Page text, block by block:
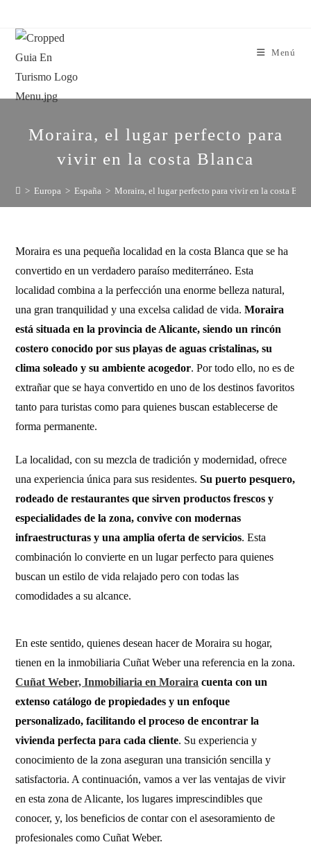
Menú
Moraira, el lugar perfecto para
vivir en la costa Blanca
> Europa > España > Moraira, el lugar perfecto para vivir en la costa
Moraira es una pequeña localidad en la costa Blanca que se ha
convertido en un verdadero paraíso mediterráneo. Esta
localidad combina a la perfección una enorme belleza natural,
una gran tranquilidad y una excelsa calidad de vida.Moraira
está situada en la provincia de Alicante, siendo un rincón
costero conocido por sus playas de aguas cristalinas, su
clima soleado y su ambiente acogedor. Por todo ello, no es de
extrañar que se haya convertido en uno de los destinos favoritos
tanto para turistas como para quienes buscan establecerse de
forma permanente.
La localidad, con su mezcla de tradición y modernidad, ofrece
una experiencia única para sus residentes.Su puerto pesquero,
rodeado de restaurantes que sirven productos frescos y
especialidades de la zona, convive con modernas
infraestructuras y una amplia oferta de servicios. Esta
combinación lo convierte en un lugar perfecto para quienes
buscan un estilo de vida relajado pero con todas las
comodidades a su alcance.
En este sentido, quienes desean hacer de Moraira su hogar,
tienen en la inmobiliaria Cuñat Weber una referencia en la zona.
Cuñat Weber, Inmobiliaria en Moraira cuenta con un
extenso catálogo de propiedades y un enfoque
personalizado, facilitando el proceso de encontrar la
vivienda perfecta para cada cliente. Su experiencia y
conocimiento de la zona aseguran una transición sencilla y
satisfactoria. A continuación, vamos a ver las ventajas de vivir
en esta zona de Alicante, los lugares imprescindibles que
conocer, y, los beneficios de contar con el asesoramiento de
profesionales como Cuñat Weber.